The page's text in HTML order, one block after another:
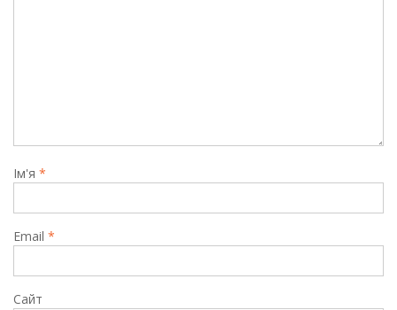
Ім'я *
Email *
Сайт